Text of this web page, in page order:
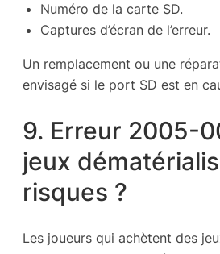
Numéro de la carte SD.
Captures d’écran de l’erreur.
Un remplacement ou une
envisagé si le port SD est en
9. Erreur 2005-
jeux
risques ?
Les joueurs qui achètent des